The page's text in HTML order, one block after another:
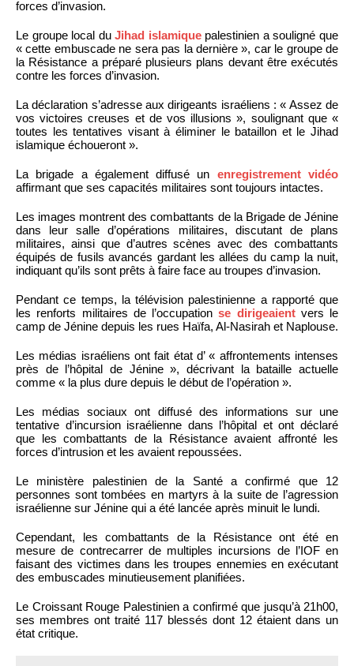
forces d’invasion.
Le groupe local duJihad islamiquepalestinien a souligné que
« cette embuscade ne sera pas la dernière », car le groupe de
la Résistance a préparé plusieurs plans devant être exécutés
contre les forces d’invasion.
La déclaration s’adresse aux dirigeants israéliens : « Assez de
vos victoires creuses et de vos illusions », soulignant que «
toutes les tentatives visant à éliminer le bataillon et le Jihad
islamique échoueront ».
La brigade a également diffusé un enregistrement vidéo
affirmant que ses capacités militaires sont toujours intactes.
Les images montrent des combattants de la Brigade de Jénine
dans leur salle d’opérations militaires, discutant de plans
militaires, ainsi que d’autres scènes avec des combattants
équipés de fusils avancés gardant les allées du camp la nuit,
indiquant qu’ils sont prêts à faire face au troupes d’invasion.
Pendant ce temps, la télévision palestinienne a rapporté que
les renforts militaires de l’occupationse dirigeaientvers le
camp de Jénine depuis les rues Haïfa, Al-Nasirah et Naplouse.
Les médias israéliens ont fait état d’ « affrontements intenses
près de l’hôpital de Jénine », décrivant la bataille actuelle
comme « la plus dure depuis le début de l’opération ».
Les médias sociaux ont diffusé des informations sur une
tentative d’incursion israélienne dans l’hôpital et ont déclaré
que les combattants de la Résistance avaient affronté les
forces d’intrusion et les avaient repoussées.
Le ministère palestinien de la Santé a confirmé que 12
personnes sont tombées en martyrs à la suite de l’agression
israélienne sur Jénine qui a été lancée après minuit le lundi.
Cependant, les combattants de la Résistance ont été en
mesure de contrecarrer de multiples incursions de l’IOF en
faisant des victimes dans les troupes ennemies en exécutant
des embuscades minutieusement planifiées.
Le Croissant Rouge Palestinien a confirmé que jusqu’à 21h00,
ses membres ont traité 117 blessés dont 12 étaient dans un
état critique.